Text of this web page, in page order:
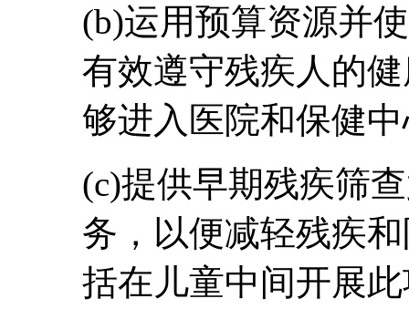
(b)运用预算资源并
有效遵守残疾人的
够进入医院和保健
(c)提供早期残疾筛
务，以便减轻残疾
括在儿童中间开展